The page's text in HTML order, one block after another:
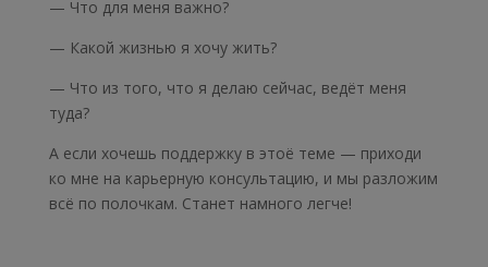
— Что для меня важно?
— Какой жизнью я хочу жить?
— Что из того, что я делаю сейчас, ведёт меня
туда?
А если хочешь поддержку в этоё теме — приходи
ко мне на карьерную консультацию, и мы разложим
всё по полочкам. Станет намного легче!